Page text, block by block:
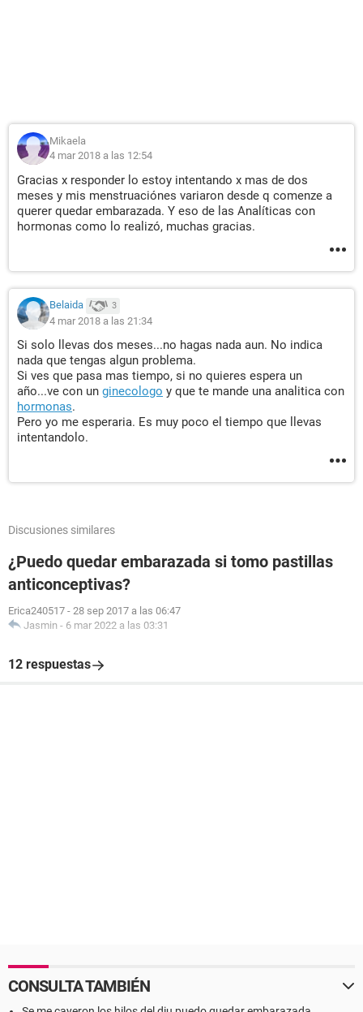
Mikaela
4 mar 2018 a las 12:54
Gracias x responder lo estoy intentando x mas de dos
meses y mis menstruaciónes variaron desde q comenze a
querer quedar embarazada. Y eso de las Analíticas con
hormonas como lo realizó, muchas gracias.
Belaida 3
4 mar 2018 a las 21:34
Si solo llevas dos meses...no hagas nada aun. No indica
nada que tengas algun problema.
Si ves que pasa mas tiempo, si no quieres espera un
año...ve con un ginecologo y que te mande una analitica con
hormonas.
Pero yo me esperaria. Es muy poco el tiempo que llevas
intentandolo.
Discusiones similares
¿Puedo quedar embarazada si tomo pastillas
anticonceptivas?
Erica240517 - 28 sep 2017 a las 06:47
Jasmin - 6 mar 2022 a las 03:31
12 respuestas
CONSULTA TAMBIÉN